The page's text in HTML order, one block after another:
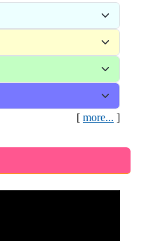
[ more... ]